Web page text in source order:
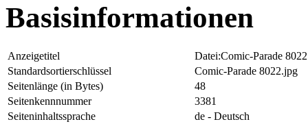
Basisinformationen
Anzeigetitel
Datei:Comic-Parade
Standardsortierschlüssel
Comic-Parade 8022.jpg
Seitenlänge (in Bytes)
48
Seitenkennnummer
3381
Seiteninhaltssprache
de - Deutsch